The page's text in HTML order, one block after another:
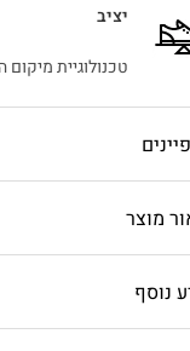
יציב
טכנולוגיית
מוצר
נוסף